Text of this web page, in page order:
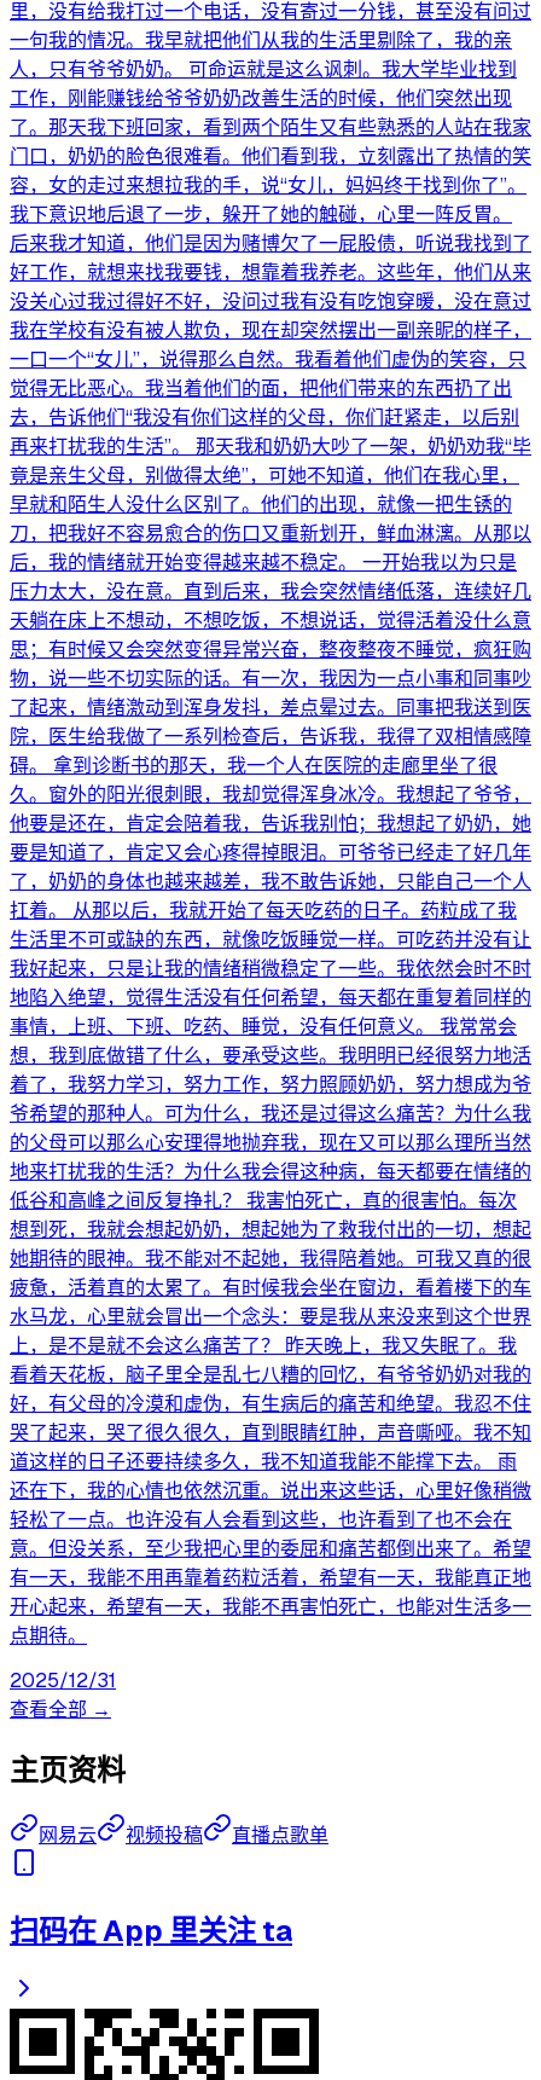
里，没有给我打过一个电话，没有寄过一分钱，甚至没有问过
一句我的情况。我早就把他们从我的生活里剔除了，我的亲
人，只有爷爷奶奶。 可命运就是这么讽刺。我大学毕业找到
工作，刚能赚钱给爷爷奶奶改善生活的时候，他们突然出现
了。那天我下班回家，看到两个陌生又有些熟悉的人站在我家
门口，奶奶的脸色很难看。他们看到我，立刻露出了热情的笑
容，女的走过来想拉我的手，说“女儿，妈妈终于找到你了”。
我下意识地后退了一步，躲开了她的触碰，心里一阵反胃。
后来我才知道，他们是因为赌博欠了一屁股债，听说我找到了
好工作，就想来找我要钱，想靠着我养老。这些年，他们从来
没关心过我过得好不好，没问过我有没有吃饱穿暖，没在意过
我在学校有没有被人欺负，现在却突然摆出一副亲昵的样子，
一口一个“女儿”，说得那么自然。我看着他们虚伪的笑容，只
觉得无比恶心。我当着他们的面，把他们带来的东西扔了出
去，告诉他们“我没有你们这样的父母，你们赶紧走，以后别
再来打扰我的生活”。 那天我和奶奶大吵了一架，奶奶劝我“毕
竟是亲生父母，别做得太绝”，可她不知道，他们在我心里，
早就和陌生人没什么区别了。他们的出现，就像一把生锈的
刀，把我好不容易愈合的伤口又重新划开，鲜血淋漓。从那以
后，我的情绪就开始变得越来越不稳定。 一开始我以为只是
压力太大，没在意。直到后来，我会突然情绪低落，连续好几
天躺在床上不想动，不想吃饭，不想说话，觉得活着没什么意
思；有时候又会突然变得异常兴奋，整夜整夜不睡觉，疯狂购
物，说一些不切实际的话。有一次，我因为一点小事和同事吵
了起来，情绪激动到浑身发抖，差点晕过去。同事把我送到医
院，医生给我做了一系列检查后，告诉我，我得了双相情感障
碍。 拿到诊断书的那天，我一个人在医院的走廊里坐了很
久。窗外的阳光很刺眼，我却觉得浑身冰冷。我想起了爷爷，
他要是还在，肯定会陪着我，告诉我别怕；我想起了奶奶，她
要是知道了，肯定又会心疼得掉眼泪。可爷爷已经走了好几年
了，奶奶的身体也越来越差，我不敢告诉她，只能自己一个人
扛着。 从那以后，我就开始了每天吃药的日子。药粒成了我
生活里不可或缺的东西，就像吃饭睡觉一样。可吃药并没有让
我好起来，只是让我的情绪稍微稳定了一些。我依然会时不时
地陷入绝望，觉得生活没有任何希望，每天都在重复着同样的
事情，上班、下班、吃药、睡觉，没有任何意义。 我常常会
想，我到底做错了什么，要承受这些。我明明已经很努力地活
着了，我努力学习，努力工作，努力照顾奶奶，努力想成为爷
爷希望的那种人。可为什么，我还是过得这么痛苦？为什么我
的父母可以那么心安理得地抛弃我，现在又可以那么理所当然
地来打扰我的生活？为什么我会得这种病，每天都要在情绪的
低谷和高峰之间反复挣扎？ 我害怕死亡，真的很害怕。每次
想到死，我就会想起奶奶，想起她为了救我付出的一切，想起
她期待的眼神。我不能对不起她，我得陪着她。可我又真的很
疲惫，活着真的太累了。有时候我会坐在窗边，看着楼下的车
水马龙，心里就会冒出一个念头：要是我从来没来到这个世界
上，是不是就不会这么痛苦了？ 昨天晚上，我又失眠了。我
看着天花板，脑子里全是乱七八糟的回忆，有爷爷奶奶对我的
好，有父母的冷漠和虚伪，有生病后的痛苦和绝望。我忍不住
哭了起来，哭了很久很久，直到眼睛红肿，声音嘶哑。我不知
道这样的日子还要持续多久，我不知道我能不能撑下去。 雨
还在下，我的心情也依然沉重。说出来这些话，心里好像稍微
轻松了一点。也许没有人会看到这些，也许看到了也不会在
意。但没关系，至少我把心里的委屈和痛苦都倒出来了。希望
有一天，我能不用再靠着药粒活着，希望有一天，我能真正地
开心起来，希望有一天，我能不再害怕死亡，也能对生活多一
点期待。
2025/12/31
查看全部 →
主页资料
网易云 视频投稿 直播点歌单
扫码在 App 里关注 ta